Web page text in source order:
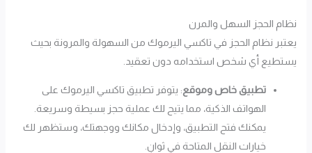
نظام الحجز السهل والمرن
يعتبر نظام الحجز في تاكسي اليرموك من السهولة والمرونة بحيث
يستطيع أي شخص استخدامه دون تعقيد.
تطبيق خاص وموقع: يتوفر تطبيق تاكسي اليرموك على
الهواتف الذكية، مما يتيح لك عملية حجز بسيطة وسريعة.
يمكنك فتح التطبيق، وإدخال مكانك ووجهتك، وستظهر لك
خيارات النقل المتاحة في ثوانٍ.